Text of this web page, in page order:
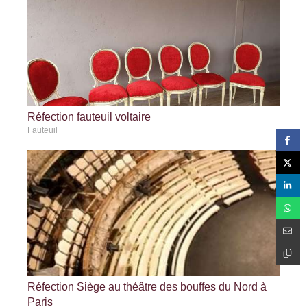
Réfection fauteuil voltaire
Fauteuil
Réfection Siège au théâtre des bouffes du Nord à
Paris